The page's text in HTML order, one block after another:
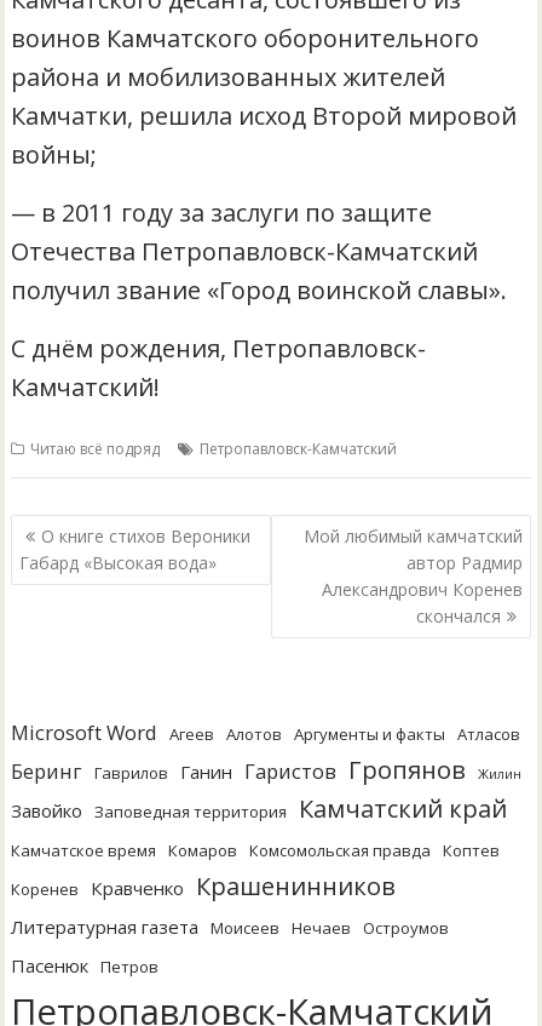
воинов Камчатского оборонительного
района и мобилизованных жителей
Камчатки, решила исход Второй мировой
войны;
— в 2011 году за заслуги по защите
Отечества Петропавловск-Камчатский
получил звание «Город воинской славы».
С днём рождения, Петропавловск-
Камчатский!
Читаю всё подряд Петропавловск-Камчатский
Навигация
по
О книге стихов Вероники
Габард «Высокая вода»
Мой любимый камчатский
автор Радмир
Александрович Коренев
скончался
Microsoft Word Агеев Алотов Аргументы и факты Атласов
Беринг Гаврилов Ганин Гаристов Гропянов Жилин
Завойко Заповедная территория Камчатский край
Камчатское время Комаров Комсомольская правда
Коптев
Коренев
Кравченко Крашенинников
Литературная газета Моисеев Нечаев Остроумов
Пасенюк Петров
Петропавловск-Камчатский